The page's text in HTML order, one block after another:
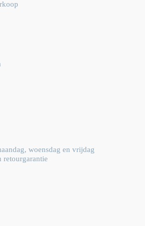
woensdag en vrijdag
retourgarantie